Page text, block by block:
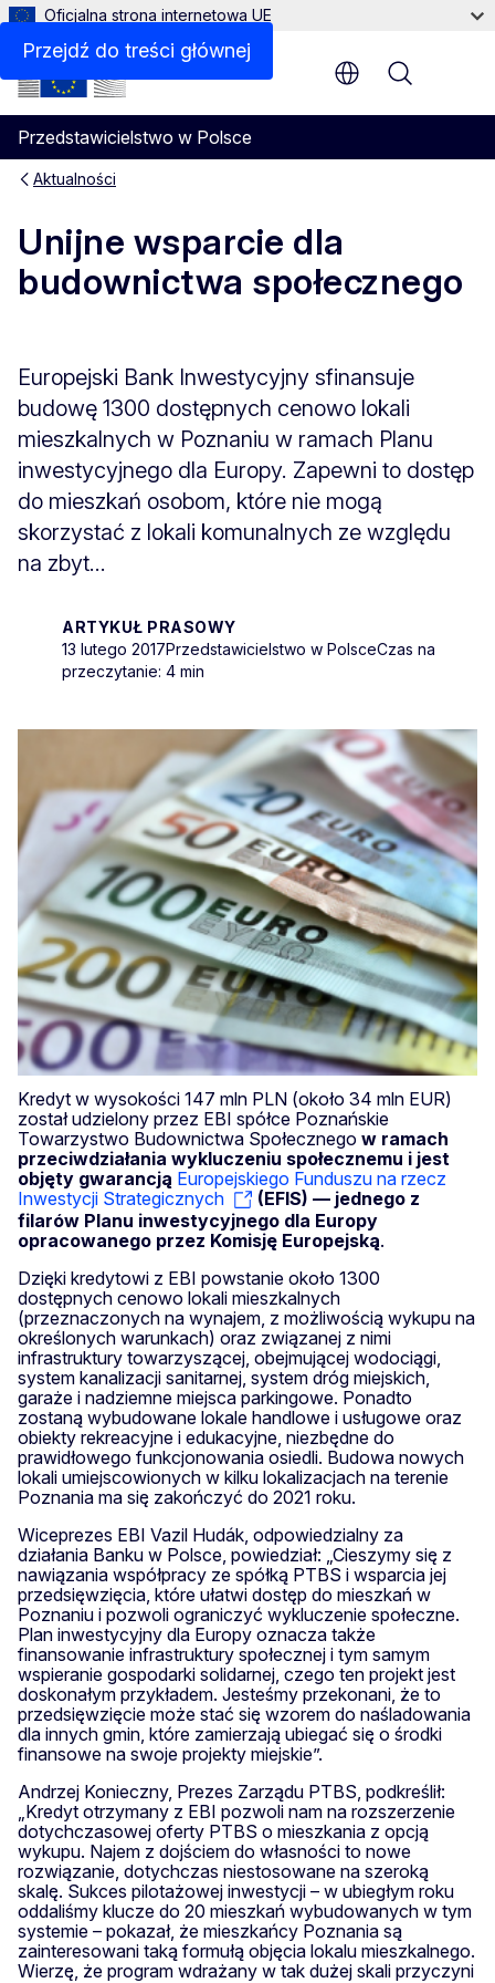
Przejdź do treści głównej
Oficjalna strona internetowa UE
Przedstawicielstwo w Polsce
Menu
Aktualności
Unijne wsparcie dla
budownictwa społecznego
Europejski Bank Inwestycyjny sfinansuje
budowę 1300 dostępnych cenowo lokali
mieszkalnych w Poznaniu w ramach Planu
inwestycyjnego dla Europy. Zapewni to dostęp
do mieszkań osobom, które nie mogą
skorzystać z lokali komunalnych ze względu
na zbyt...
ARTYKUŁ PRASOWY
13 lutego 2017Przedstawicielstwo w PolsceCzas na
przeczytanie: 4 min
Kredyt w wysokości 147 mln PLN (około 34 mln EUR)
został udzielony przez EBI spółce Poznańskie
Towarzystwo Budownictwa Społecznego w ramach
przeciwdziałania wykluczeniu społecznemu i jest
objęty gwarancją Europejskiego Funduszu na rzecz
Inwestycji Strategicznych
(EFIS) — jednego z
filarów Planu inwestycyjnego dla Europy
opracowanego przez Komisję Europejską.
Dzięki kredytowi z EBI powstanie około 1300
dostępnych cenowo lokali mieszkalnych
(przeznaczonych na wynajem, z możliwością wykupu na
określonych warunkach) oraz związanej z nimi
infrastruktury towarzyszącej, obejmującej wodociągi,
system kanalizacji sanitarnej, system dróg miejskich,
garaże i nadziemne miejsca parkingowe. Ponadto
zostaną wybudowane lokale handlowe i usługowe oraz
obiekty rekreacyjne i edukacyjne, niezbędne do
prawidłowego funkcjonowania osiedli. Budowa nowych
lokali umiejscowionych w kilku lokalizacjach na terenie
Poznania ma się zakończyć do 2021 roku.
Wiceprezes EBI Vazil Hudák, odpowiedzialny za
działania Banku w Polsce, powiedział: „Cieszymy się z
nawiązania współpracy ze spółką PTBS i wsparcia jej
przedsięwzięcia, które ułatwi dostęp do mieszkań w
Poznaniu i pozwoli ograniczyć wykluczenie społeczne.
Plan inwestycyjny dla Europy oznacza także
finansowanie infrastruktury społecznej i tym samym
wspieranie gospodarki solidarnej, czego ten projekt jest
doskonałym przykładem. Jesteśmy przekonani, że to
przedsięwzięcie może stać się wzorem do naśladowania
dla innych gmin, które zamierzają ubiegać się o środki
finansowe na swoje projekty miejskie”.
Andrzej Konieczny, Prezes Zarządu PTBS, podkreślił:
„Kredyt otrzymany z EBI pozwoli nam na rozszerzenie
dotychczasowej oferty PTBS o mieszkania z opcją
wykupu. Najem z dojściem do własności to nowe
rozwiązanie, dotychczas niestosowane na szeroką
skalę. Sukces pilotażowej inwestycji – w ubiegłym roku
oddaliśmy klucze do 20 mieszkań wybudowanych w tym
systemie – pokazał, że mieszkańcy Poznania są
zainteresowani taką formułą objęcia lokalu mieszkalnego.
Wierzę, że program wdrażany w tak dużej skali przyczyni